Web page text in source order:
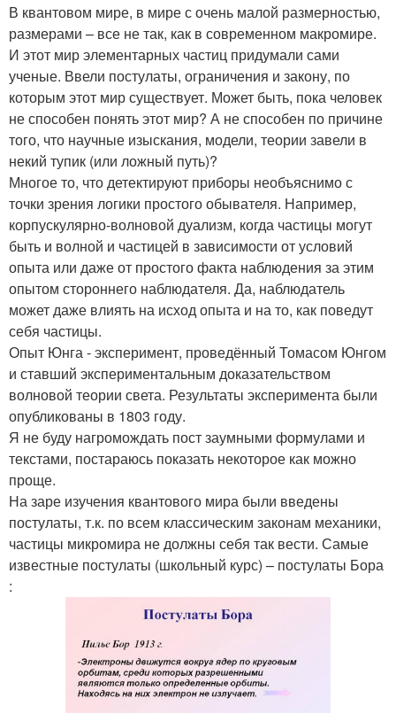
В квантовом мире, в мире с очень малой размерностью,
размерами – все не так, как в современном макромире.
И этот мир элементарных частиц придумали сами
ученые. Ввели постулаты, ограничения и закону, по
которым этот мир существует. Может быть, пока человек
не способен понять этот мир? А не способен по причине
того, что научные изыскания, модели, теории завели в
некий тупик (или ложный путь)?
Многое то, что детектируют приборы необъяснимо с
точки зрения логики простого обывателя. Например,
корпускулярно-волновой дуализм, когда частицы могут
быть и волной и частицей в зависимости от условий
опыта или даже от простого факта наблюдения за этим
опытом стороннего наблюдателя. Да, наблюдатель
может даже влиять на исход опыта и на то, как поведут
себя частицы.
Опыт Юнга - эксперимент, проведённый Томасом Юнгом
и ставший экспериментальным доказательством
волновой теории света. Результаты эксперимента были
опубликованы в 1803 году.
Я не буду нагромождать пост заумными формулами и
текстами, постараюсь показать некоторое как можно
проще.
На заре изучения квантового мира были введены
постулаты, т.к. по всем классическим законам механики,
частицы микромира не должны себя так вести. Самые
известные постулаты (школьный курс) – постулаты Бора
: